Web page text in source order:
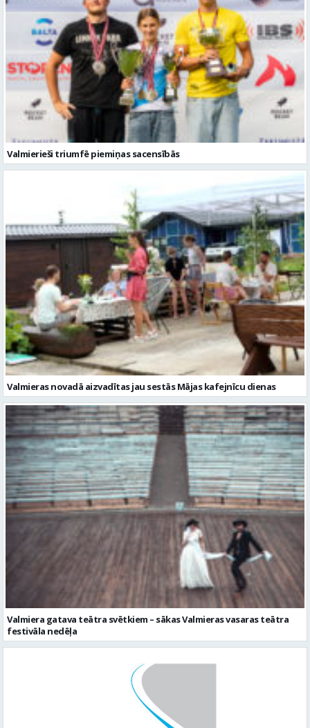
Valmierieši triumfē piemiņas sacensībās
Valmieras novadā aizvadītas jau sestās Mājas kafejnīcu dienas
Valmiera gatava teātra svētkiem – sākas Valmieras vasaras teātra
festivāla nedēļa